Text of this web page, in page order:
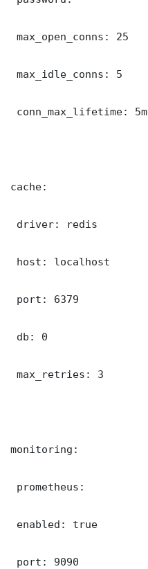
max_open_conns: 25
max_idle_conns: 5
conn_max_lifetime: 5m
cache:
driver: redis
host: localhost
port: 6379
db: 0
max_retries: 3
monitoring:
prometheus:
enabled: true
port: 9090